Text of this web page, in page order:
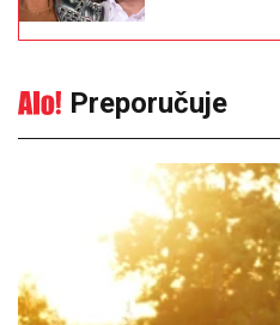
Preporučuje